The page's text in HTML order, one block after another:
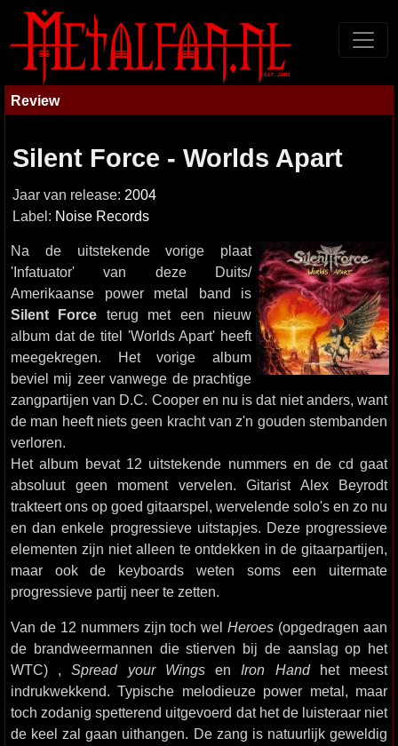
Review
Silent Force - Worlds Apart
Jaar van release: 2004
Label: Noise Records
Na de uitstekende vorige plaat
'Infatuator' van deze Duits/
Amerikaanse power metal band is
Silent Force terug met een nieuw
album dat de titel 'Worlds Apart' heeft
meegekregen. Het vorige album
beviel mij zeer vanwege de prachtige
zangpartijen van D.C. Cooper en nu is dat niet anders, want
de man heeft niets geen kracht van z'n gouden stembanden
verloren.
Het album bevat 12 uitstekende nummers en de cd gaat
absoluut geen moment vervelen. Gitarist Alex Beyrodt
trakteert ons op goed gitaarspel, wervelende solo's en zo nu
en dan enkele progressieve uitstapjes. Deze progressieve
elementen zijn niet alleen te ontdekken in de gitaarpartijen,
maar ook de keyboards weten soms een uitermate
progressieve partij neer te zetten.
Van de 12 nummers zijn toch welHeroes (opgedragen aan
de brandweermannen die stierven bij de aanslag op het
WTC) ,Spread your Wingsen Iron Handhet meest
indrukwekkend. Typische melodieuze power metal, maar
toch zodanig spetterend uitgevoerd dat het de luisteraar niet
de keel zal gaan uithangen. De zang is natuurlijk geweldig